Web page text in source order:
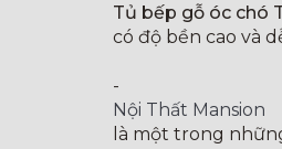
Tủ bếp gỗ óc chó
có độ bền cao và
-
Nội Thất Mansion
là một trong